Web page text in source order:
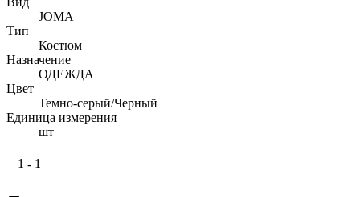
JOMA
Тип
Костюм
Назначение
ОДЕЖДА
Цвет
Темно-серый/Черный
Единица измерения
шт
1 - 1